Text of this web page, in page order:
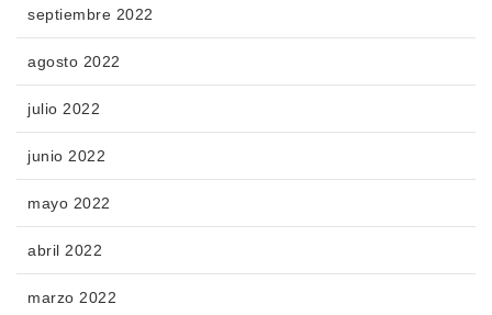
septiembre 2022
agosto 2022
julio 2022
junio 2022
mayo 2022
abril 2022
marzo 2022